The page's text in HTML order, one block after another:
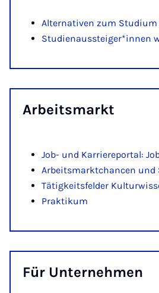
Alternativen zum Studium
Studienaussteiger*innen
Ar­beits­markt
Job- und Karriereportal:
Arbeitsmarktchancen und
Tätigkeitsfelder
Praktikum
Für Un­ter­neh­men